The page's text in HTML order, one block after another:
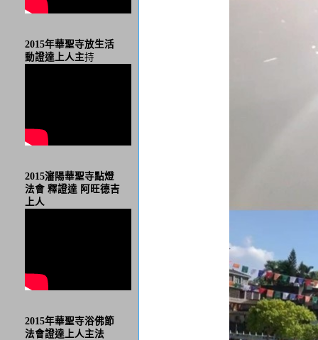
2015年華聖寺放生活
動證達上人主持
2015瀋陽華聖寺點燈
法會 釋證達 阿旺德吉
上人
2015年華聖寺浴佛節
法會證達上人主法